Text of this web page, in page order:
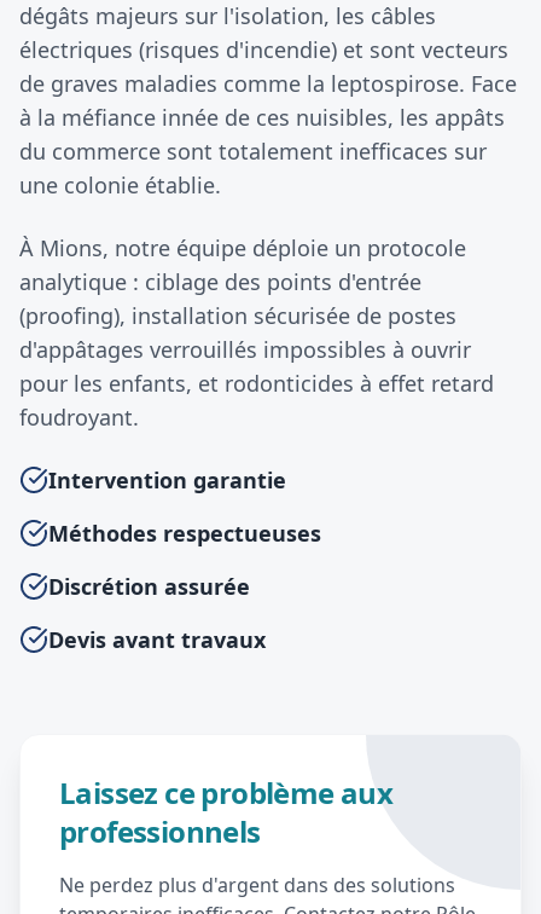
dégâts majeurs sur l'isolation, les câbles
électriques (risques d'incendie) et sont vecteurs
de graves maladies comme la leptospirose. Face
à la méfiance innée de ces nuisibles, les appâts
du commerce sont totalement inefficaces sur
une colonie établie.
À Mions, notre équipe déploie un protocole
analytique : ciblage des points d'entrée
(proofing), installation sécurisée de postes
d'appâtages verrouillés impossibles à ouvrir
pour les enfants, et rodonticides à effet retard
foudroyant.
Intervention garantie
Méthodes respectueuses
Discrétion assurée
Devis avant travaux
Laissez ce problème aux
professionnels
Ne perdez plus d'argent dans des solutions